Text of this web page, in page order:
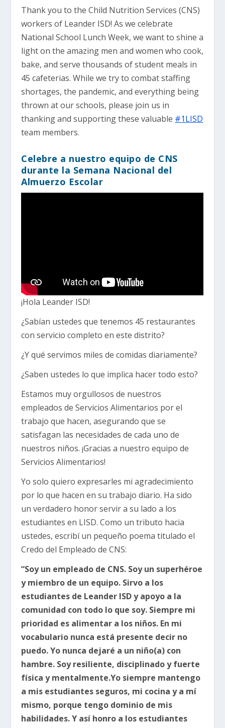
Thank you to the Child Nutrition Services (CNS)
workers of Leander ISD! As we celebrate
National School Lunch Week, we want to shine a
light on the amazing men and women who cook,
bake, and serve thousands of student meals in
45 cafeterias. While we try to combat staffing
shortages, the pandemic, and everything being
thrown at our schools, please join us in
thanking and supporting these valuable #1LISD
team members.
Celebre a nuestro equipo de CNS
durante la Semana Nacional del
Almuerzo Escolar
¡Hola Leander ISD!
¿Sabían ustedes que tenemos 45 restaurantes
con servicio completo en este distrito?
¿Y qué servimos miles de comidas diariamente?
¿Saben ustedes lo que implica hacer todo esto?
Estamos muy orgullosos de nuestros
empleados de Servicios Alimentarios por el
trabajo que hacen, asegurando que se
satisfagan las necesidades de cada uno de
nuestros niños. ¡Gracias a nuestro equipo de
Servicios Alimentarios!
Yo solo quiero expresarles mi agradecimiento
por lo que hacen en su trabajo diario. Ha sido
un verdadero honor servir a su lado a los
estudiantes en LISD. Como un tributo hacia
ustedes, escribí un pequeño poema titulado el
Credo del Empleado de CNS:
“Soy un empleado de CNS. Soy un superhéroe
y miembro de un equipo. Sirvo a los
estudiantes de Leander ISD y apoyo a la
comunidad con todo lo que soy. Siempre mi
prioridad es alimentar a los niños. En mi
vocabulario nunca está presente decir no
puedo. Yo nunca dejaré a un niño(a) con
hambre. Soy resiliente, disciplinado y fuerte
física y mentalmente.Yo siempre mantengo
a mis estudiantes seguros, mi cocina y a mí
mismo, porque tengo dominio de mis
habilidades. Y así honro a los estudiantes